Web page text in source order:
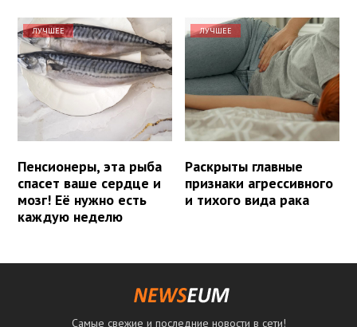
ЛУЧШЕЕ
Пенсионеры, эта рыба
спасет ваше сердце и
мозг! Её нужно есть
каждую неделю
ЛУЧШЕЕ
Раскрыты главные
признаки агрессивного
и тихого вида рака
Самые свежие и последние новости в сети!